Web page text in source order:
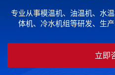
专业从事模温机、油温机、水
体机、冷水机组等研发、生
立即